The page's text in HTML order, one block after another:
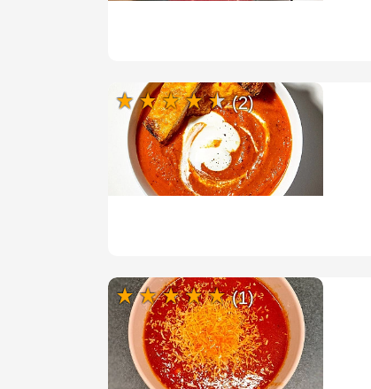
(2)
(1)